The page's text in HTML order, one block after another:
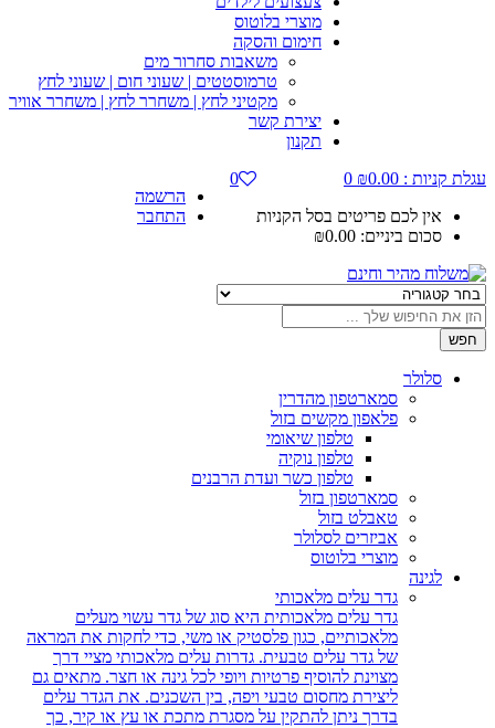
מוצרי בלוטוס
חימום והסקה
משאבות סחרור מים
טרמוסטטים | שעוני חום | שעוני לחץ
מקטיני לחץ | משחרר לחץ | משחרר אוויר
יצירת קשר
תקנון
עגלת קניות :
₪0.00
0
אין לכם פריטים בסל הקניות
סכום ביניים:
₪0.00
0
הרשמה
התחבר
חפש
סלולר
סמארטפון מהדרין
פלאפון מקשים בזול
טלפון שיאומי
טלפון נוקיה
טלפון כשר ועדת הרבנים
סמארטפון בזול
טאבלט בזול
אביזרים לסלולר
מוצרי בלוטוס
לגינה
גדר עלים מלאכותי
גדר עלים מלאכותית היא סוג של גדר עשוי מעלים
מלאכותיים, כגון פלסטיק או משי, כדי לחקות את המראה
של גדר עלים טבעית. גדרות עלים מלאכותי מציי דרך
מצוינת להוסיף פרטיות ויופי לכל גינה או חצר. מתאים גם
ליצירת מחסום טבעי ויפה, בין השכנים. את הגדר עלים
בדרך ניתן להתקין על מסגרת מתכת או עץ או קיר, כך